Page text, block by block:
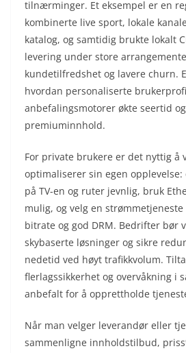
tilnærminger. Et eksempel er en
kombinerte live sport, lokale
katalog, og samtidig brukte lokalt
levering under store
kundetilfredshet og lavere churn.
hvordan personaliserte
anbefalingsmotorer økte seertid
premiuminnhold.
For private brukere er det nyttig å
optimaliserer sin egen
på TV-en og ruter jevnlig, bruk
mulig, og velg en
bitrate og god DRM. Bedrifter bør
skybaserte løsninger og sikre
nedetid ved høyt trafikkvolum.
flerlagssikkerhet og overvåkning i
anbefalt for å opprettholde
Når man velger leverandør eller
sammenligne innholdstilbud,